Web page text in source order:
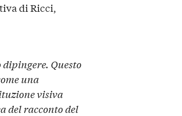
di Ricci,
Questo
una
visiva
del racconto del